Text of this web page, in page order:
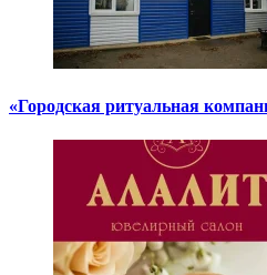
«Городская ритуальная